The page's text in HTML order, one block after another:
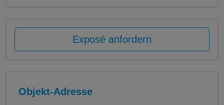
Exposé anfordern
Objekt-Adresse